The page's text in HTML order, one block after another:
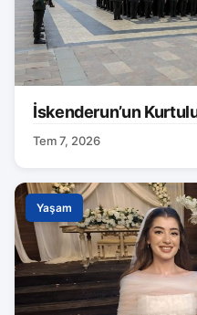
İskenderun’un
Tem 7, 2026
Yaşam